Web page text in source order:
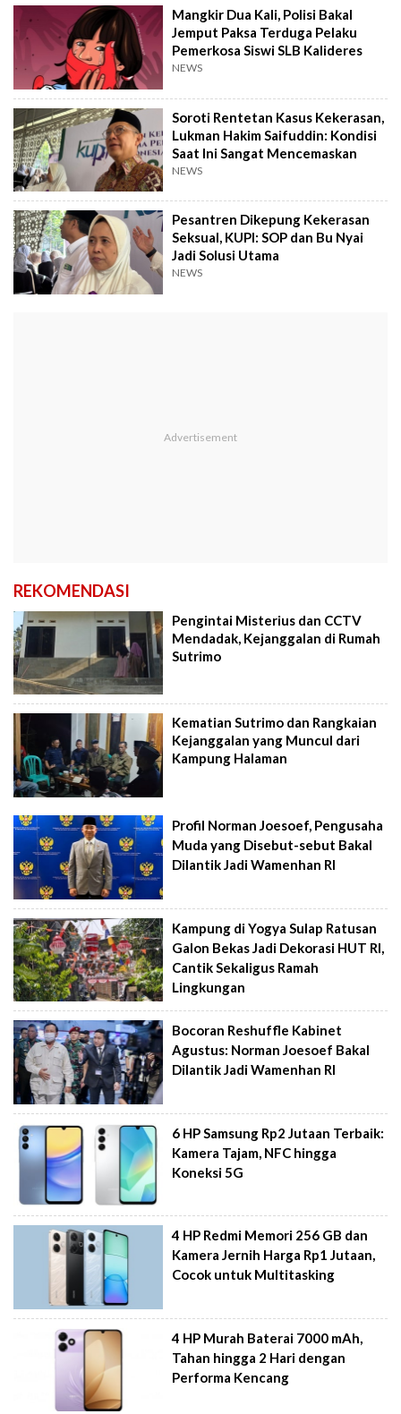
Mangkir Dua Kali, Polisi Bakal
Jemput Paksa Terduga Pelaku
Pemerkosa Siswi SLB Kalideres
NEWS
Soroti Rentetan Kasus Kekerasan,
Lukman Hakim Saifuddin: Kondisi
Saat Ini Sangat Mencemaskan
NEWS
Pesantren Dikepung Kekerasan
Seksual, KUPI: SOP dan Bu Nyai
Jadi Solusi Utama
NEWS
REKOMENDASI
Pengintai Misterius dan CCTV
Mendadak, Kejanggalan di Rumah
Sutrimo
Kematian Sutrimo dan Rangkaian
Kejanggalan yang Muncul dari
Kampung Halaman
Profil Norman Joesoef, Pengusaha
Muda yang Disebut-sebut Bakal
Dilantik Jadi Wamenhan RI
Kampung di Yogya Sulap Ratusan
Galon Bekas Jadi Dekorasi HUT RI,
Cantik Sekaligus Ramah
Lingkungan
Bocoran Reshuffle Kabinet
Agustus: Norman Joesoef Bakal
Dilantik Jadi Wamenhan RI
6 HP Samsung Rp2 Jutaan Terbaik:
Kamera Tajam, NFC hingga
Koneksi 5G
4 HP Redmi Memori 256 GB dan
Kamera Jernih Harga Rp1 Jutaan,
Cocok untuk Multitasking
4 HP Murah Baterai 7000 mAh,
Tahan hingga 2 Hari dengan
Performa Kencang